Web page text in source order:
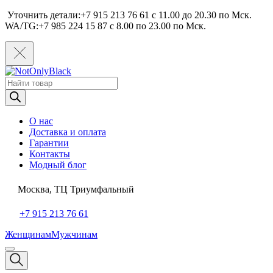
Уточнить детали:+7 915 213 76 61 c 11.00 до 20.30 по Мcк.
WA/TG:+7 985 224 15 87 c 8.00 по 23.00 по Мcк.
Поиск
товаров
О нас
Доставка и оплата
Гарантии
Контакты
Модный блог
Москва, ТЦ Триумфальный
+7 915 213 76 61
ЖенщинамМужчинам